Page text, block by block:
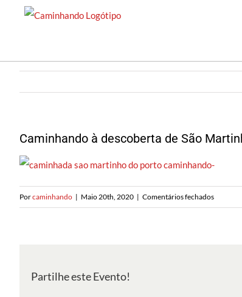
conteúdo
Caminhando à descoberta de São
Porcaminhando | Maio 20th, 2020 | Comentários fechadosem
Partilhe este Evento!